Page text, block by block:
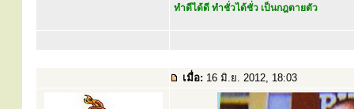
ทำดีได้ดี ทำชั่วได้ชั่ว เป็นกฎตายตัว
เมื่อ: 16 มิ.ย. 2012, 18:03